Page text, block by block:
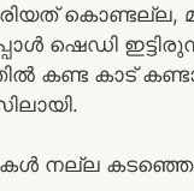
കൊണ്ടല്ല,
ഷെഡി
കണ്ട കാട്
നല്ല